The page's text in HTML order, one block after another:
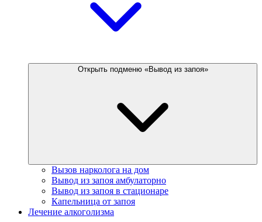
Открыть подменю «Вывод из запоя»
Вызов нарколога на дом
Вывод из запоя амбулаторно
Вывод из запоя в стационаре
Капельница от запоя
Лечение алкоголизма